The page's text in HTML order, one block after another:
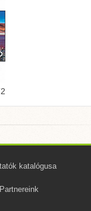
katalógusa
Partnereink